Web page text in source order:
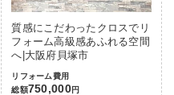
質感にこだわったクロスでリ
フォーム高級感あふれる空間
へ|大阪府貝塚市
リフォーム費用
総額750,000円